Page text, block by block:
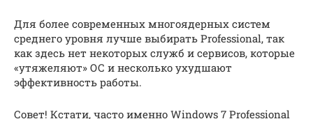
Для более современных многоядерных систем
среднего уровня лучше выбирать Professional, так
как здесь нет некоторых служб и сервисов, которые
«утяжеляют» ОС и несколько ухудшают
эффективность работы.
Совет! Кстати, часто именно Windows 7 Professional